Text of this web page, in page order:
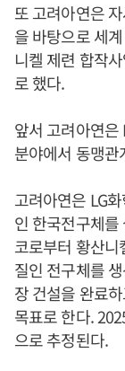
또 고려아연은
을 바탕으로 세
니켈 제련 합작
로 했다.
앞서 고려아연은
분야에서 동맹
고려아연은 LG
인 한국전구체를
코로부터 황산
질인 전구체를
장 건설을 완료
목표로 한다.
으로 추정된다.